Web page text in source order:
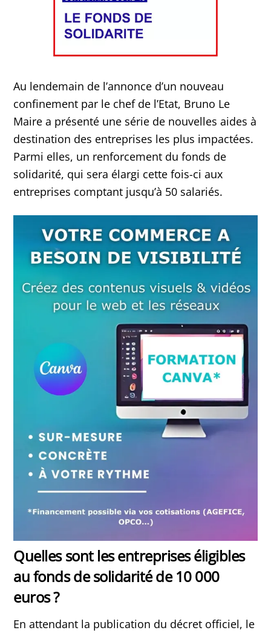
Au lendemain de l’annonce d’un nouveau
confinement par le chef de l’Etat, Bruno Le
Maire a présenté une série de nouvelles aides à
destination des entreprises les plus impactées.
Parmi elles, un renforcement du fonds de
solidarité, qui sera élargi cette fois-ci aux
entreprises comptant jusqu’à 50 salariés.
Quelles sont les entreprises éligibles
au fonds de solidarité de 10 000
euros ?
En attendant la publication du décret officiel, le